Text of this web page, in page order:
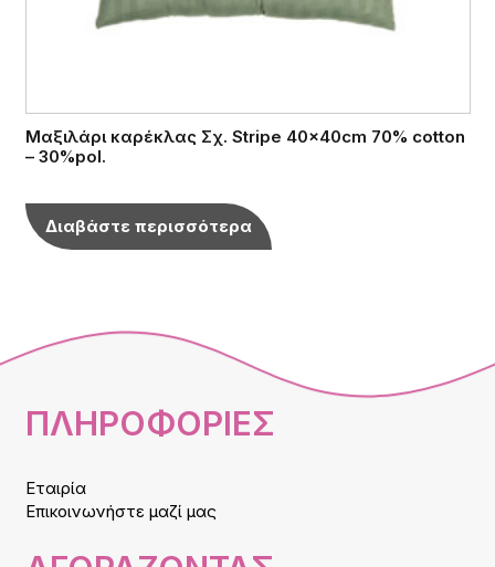
Μαξιλάρι καρέκλας Σχ. Stripe 40x40cm 70% cotton
– 30%pol.
Διαβάστε περισσότερα
ΠΛΗΡΟΦΟΡΙΕΣ
Εταιρία
Επικοινωνήστε μαζί μας